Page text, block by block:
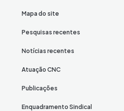
Mapa do site
Pesquisas recentes
Notícias recentes
Atuação CNC
Publicações
Enquadramento Sindical